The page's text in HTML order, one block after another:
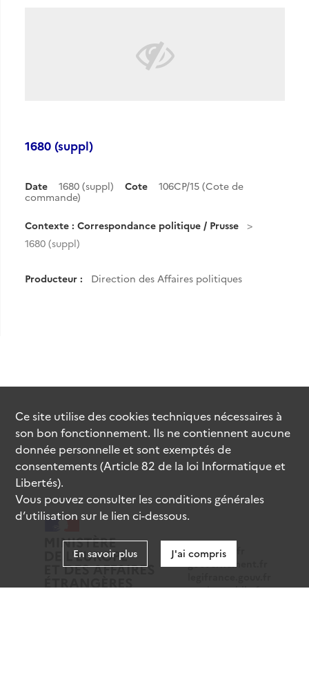
1680 (suppl)
Date 1680 (suppl) Cote
106CP/15 (Cote de
commande)
Contexte : Correspondance politique / Prusse
1680 (suppl)
Producteur : Direction des Affaires politiques
data.gouv.fr
gouvernement.fr
service-public.fr
Ce site utilise descookiestechniques nécessaires à
son bon fonctionnement. Ils ne contiennent aucune
donnée personnelle et sont exemptés de
consentements (Article 82 de la loi Informatique et
Libertés).
Vous pouvez consulter les conditions générales
d’utilisation sur le lien ci-dessous.
En savoir plus J'ai compris